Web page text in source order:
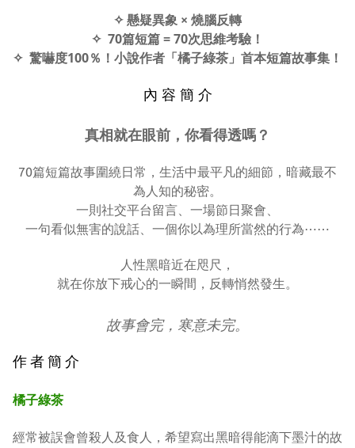
✧懸疑異象 × 燒腦反轉
✧ 70篇短篇 = 70次思維考驗！
✧ 驚嚇度100％！小說作者「橘子綠茶」首本短篇故事集！
內 容 簡 介
真相就在眼前，你看得透嗎？
70篇短篇故事圍繞日常，生活中最平凡的細節，暗藏最不
為人知的秘密。
一則社交平台留言、一場節日聚會、
一句看似無害的說話、一個你以為理所當然的行為⋯⋯
人性黑暗近在咫尺，
就在你放下戒心的一瞬間，反轉悄然發生。
故事會完，寒意未完。
作 者 簡 介
橘子綠茶
經常被誤會曾殺人及食人，希望寫出黑暗得能滴下墨汁的故